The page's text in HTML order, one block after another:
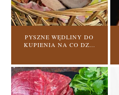
PYSZNE WĘDLINY DO
KUPIENIA NA CO DZ...